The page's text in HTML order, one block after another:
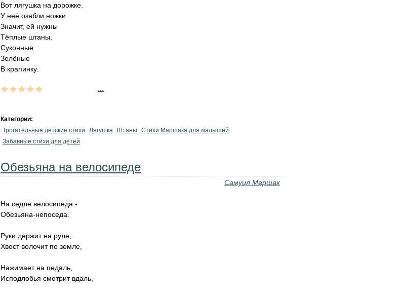
Вот лягушка на дорожке.
У неё озябли ножки.
Значит, ей нужны
Тёплые штаны,
Суконные
Зелёные
В крапинку.
Категории:
Трогательные детские стихи
Лягушка Штаны
Стихи Маршака для малышей
Забавные стихи для детей
Обезьяна на велосипеде
Самуил Маршак
На седле велосипеда -
Обезьяна-непоседа.
Руки держит на руле,
Хвост волочит по земле,
Нажимает на педаль,
Исподлобья смотрит вдаль,